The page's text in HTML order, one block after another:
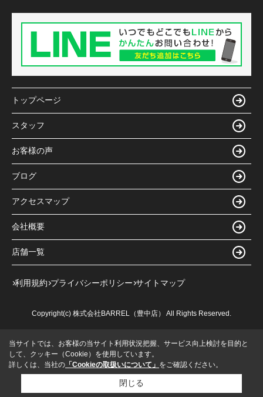
トップページ
スタッフ
お客様の声
ブログ
アクセスマップ
会社概要
店舗一覧
利用規約 プライバシーポリシー サイトマップ
Copyright(c) 株式会社BARREL（豊中店） All Rights Reserved.
当サイトでは、お客様の当サイト利用状況把握、サービス向上検討を目的と
して、クッキー（Cookie）を使用しています。
詳しくは、当社の 「Cookieの取扱いについて」 をご確認ください。
閉じる